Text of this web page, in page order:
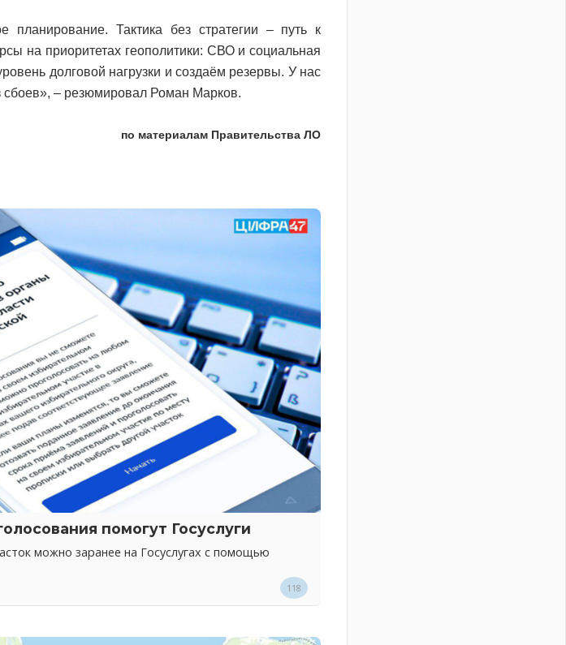
планирование. Тактика без стратегии – путь к
на приоритетах геополитики: СВО и социальная
долговой нагрузки и создаём резервы. У нас
сбоев», – резюмировал Роман Марков.
по материалам Правительства ЛО
помогут Госуслуги
можно заранее на Госуслугах с помощью
118